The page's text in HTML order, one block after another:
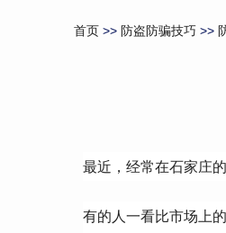
首页 >> 防盗防骗技巧 >>
最近，经常在石家庄
有的人一看比市场上